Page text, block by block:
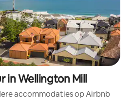
in Wellington Mill
accommodaties op Airbnb